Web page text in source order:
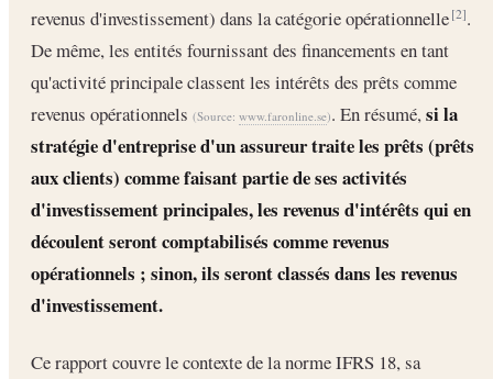
revenus d'investissement) dans la catégorie opérationnelle[2].
De même, les entités fournissant des financements en tant
qu'activité principale classent les intérêts des prêts comme
revenus opérationnels (Source: www.faronline.se). En résumé,si la
stratégie d'entreprise d'un assureur traite les prêts (prêts
aux clients) comme faisant partie de ses activités
d'investissement principales, les revenus d'intérêts qui en
découlent seront comptabilisés comme revenus
opérationnels ; sinon, ils seront classés dans les revenus
d'investissement.
Ce rapport couvre le contexte de la norme IFRS 18, sa